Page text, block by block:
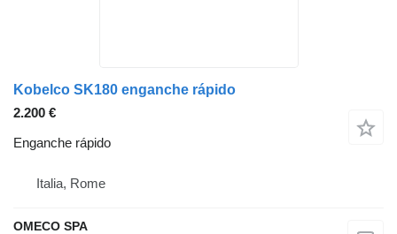
Kobelco SK180 enganche rápido
2.200 €
Enganche rápido
Italia, Rome
OMECO SPA